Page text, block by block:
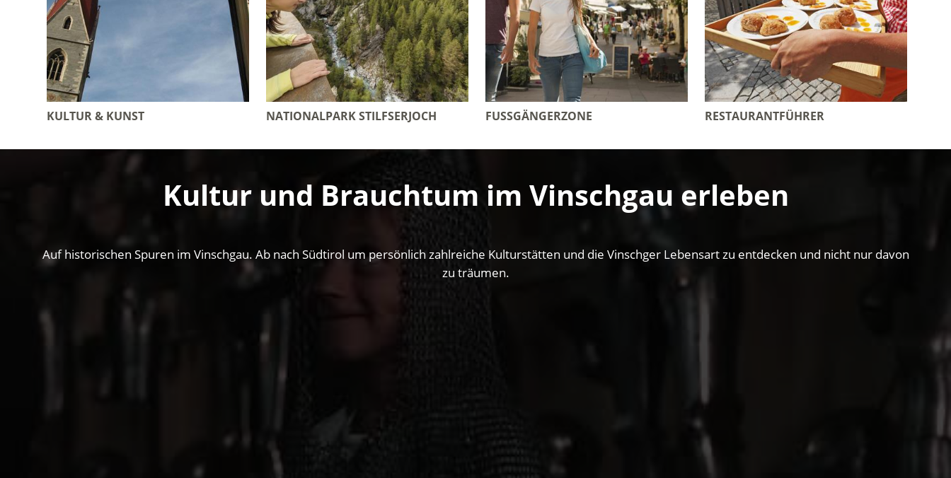
KULTUR & KUNST NATIONALPARK STILFSERJOCH FUSSGÄNGERZONE RESTAURANTFÜHRER
Kultur und Brauchtum im Vinschgau erleben
Auf historischen Spuren im Vinschgau. Ab nach Südtirol um persönlich zahlreiche Kulturstätten und die Vinschger Lebensart zu entdecken und nicht nur davon
zu träumen.